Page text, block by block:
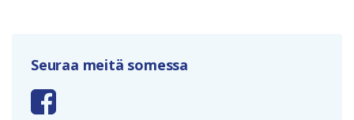
Seuraa meitä somessa